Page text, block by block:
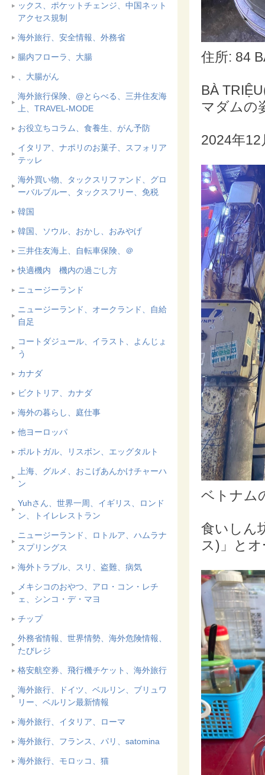
ックス、ポケットチェンジ、中国ネット
アクセス規制
海外旅行、安全情報、外務省
腸内フローラ、大腸
、大腸がん
海外旅行保険、@とらべる、三井住友海
上、TRAVEL-MODE
お役立ちコラム、食養生、がん予防
イタリア、ナポリのお菓子、スフォリア
テッレ
海外買い物、タックスリファンド、グロ
ーバルブルー、タックスフリー、免税
韓国
韓国、ソウル、おかし、おみやげ
三井住友海上、自転車保険、＠
快適機内 機内の過ごし方
ニュージーランド
ニュージーランド、オークランド、自給
自足
コートダジュール、イラスト、よんじょ
う
カナダ
ビクトリア、カナダ
海外の暮らし、庭仕事
他ヨーロッパ
ポルトガル、リスボン、エッグタルト
上海、グルメ、おこげあんかけチャーハ
ン
Yuhさん、世界一周、イギリス、ロンド
ン、トイレレストラン
ニュージーランド、ロトルア、ハムラナ
スプリングス
海外トラブル、スリ、盗難、病気
メキシコのおやつ、アロ・コン・レチ
ェ、シンコ・デ・マヨ
チップ
外務省情報、世界情勢、海外危険情報、
たびレジ
格安航空券、飛行機チケット、海外旅行
海外旅行、ドイツ、ベルリン、ブリュワ
リー、ベルリン最新情報
海外旅行、イタリア、ローマ
海外旅行、フランス、パリ、satomina
海外旅行、モロッコ、猫
住所: 84
BÀ
マダムの
2024年
ベトナム
食いしん
ス)」と